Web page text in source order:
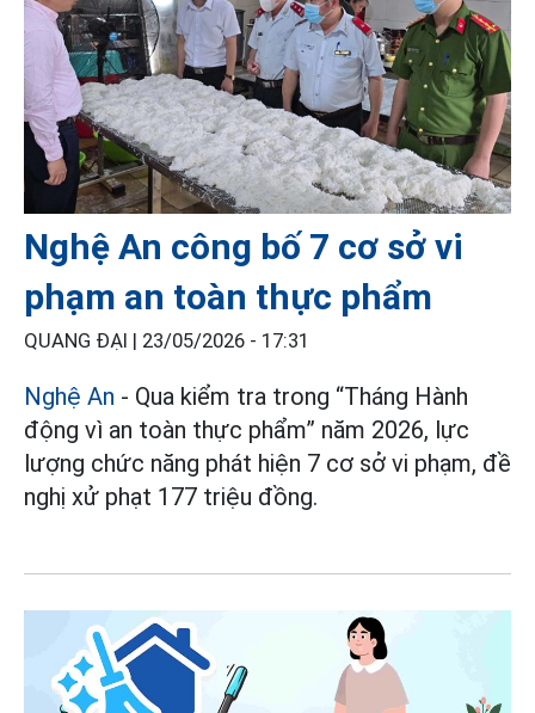
Nghệ An công bố 7 cơ sở vi
phạm an toàn thực phẩm
QUANG ĐẠI | 23/05/2026 - 17:31
Nghệ An - Qua kiểm tra trong “Tháng Hành
động vì an toàn thực phẩm” năm 2026, lực
lượng chức năng phát hiện 7 cơ sở vi phạm, đề
nghị xử phạt 177 triệu đồng.